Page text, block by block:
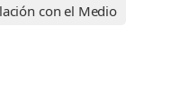
con el Medio